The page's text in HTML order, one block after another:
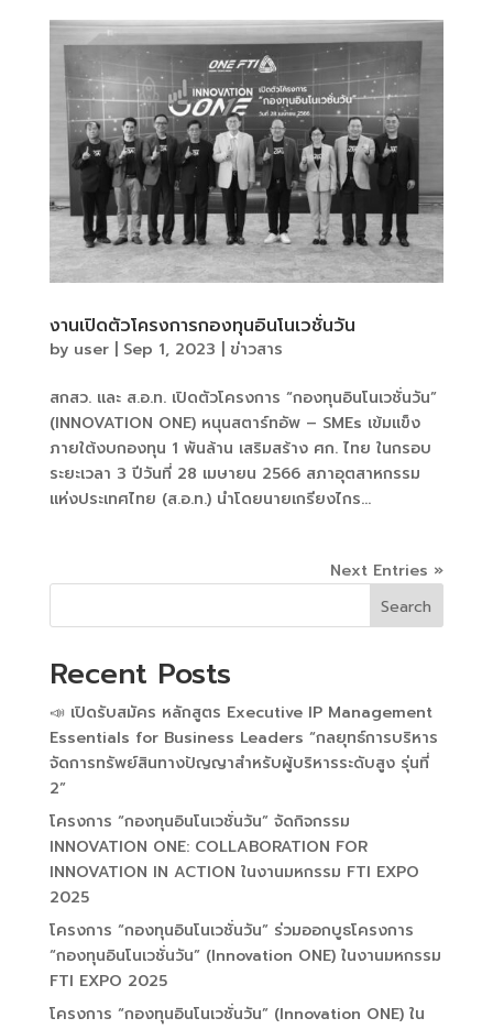
งานเปิดตัวโครงการกองทุนอินโนเวชั่นวัน
by user| Sep 1, 2023 | ข่าวสาร
สกสว. และ ส.อ.ท. เปิดตัวโครงการ “กองทุนอินโนเวชั่นวัน”
(INNOVATION ONE) หนุนสตาร์ทอัพ – SMEs เข้มแข็ง
ภายใต้งบกองทุน 1 พันล้าน เสริมสร้าง ศก. ไทย ในกรอบ
ระยะเวลา 3 ปีวันที่ 28 เมษายน 2566 สภาอุตสาหกรรม
แห่งประเทศไทย (ส.อ.ท.) นำโดยนายเกรียงไกร...
Next Entries »
Search
Recent Posts
📣 เปิดรับสมัคร หลักสูตร Executive IP Management
Essentials for Business Leaders “กลยุทธ์การบริหาร
จัดการทรัพย์สินทางปัญญาสำหรับผู้บริหารระดับสูง รุ่นที่
2”
โครงการ “กองทุนอินโนเวชั่นวัน” จัดกิจกรรม
INNOVATION ONE: COLLABORATION FOR
INNOVATION IN ACTION ในงานมหกรรม FTI EXPO
2025
โครงการ “กองทุนอินโนเวชั่นวัน” ร่วมออกบูธโครงการ
“กองทุนอินโนเวชั่นวัน” (Innovation ONE) ในงานมหกรรม
FTI EXPO 2025
โครงการ “กองทุนอินโนเวชั่นวัน” (Innovation ONE) ใน